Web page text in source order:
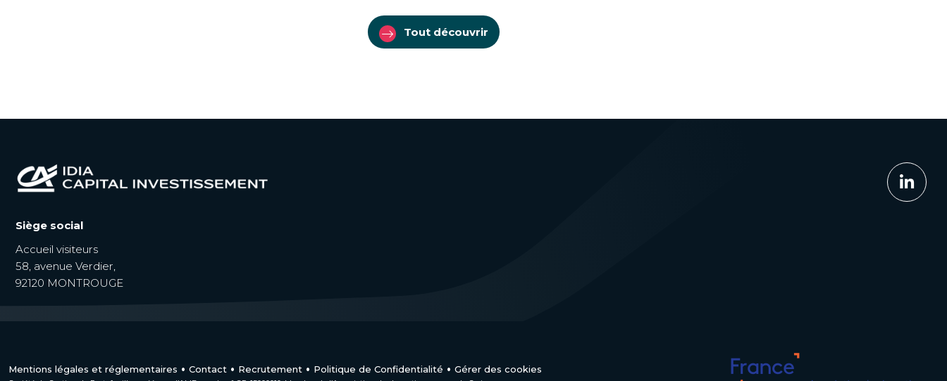
Tout découvrir
Siège social
Accueil visiteurs
58, avenue Verdier,
92120 MONTROUGE
Mentions légales et réglementaires Contact Recrutement Politique de Confidentialité Gérer des cookies